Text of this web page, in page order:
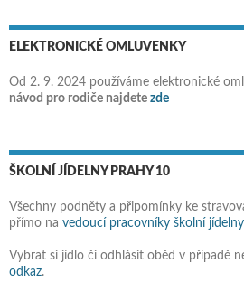
ELEKTRONICKÉ OMLUVENKY
Od 2. 9. 2024 používáme elektronické
návod pro rodiče najdete zde
ŠKOLNÍ JÍDELNY PRAHY 10
Všechny podněty a připomínky ke
přímo na vedoucí pracovníky školní
Vybrat si jídlo či odhlásit oběd v případě
odkaz.